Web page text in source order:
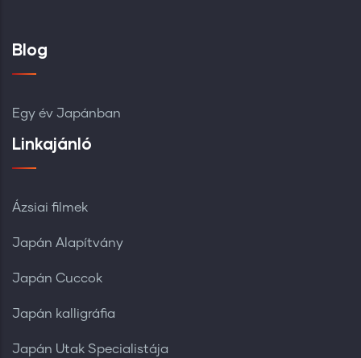
Blog
Egy év Japánban
Linkajánló
Ázsiai filmek
Japán Alapítvány
Japán Cuccok
Japán kalligráfia
Japán Utak Specialistája